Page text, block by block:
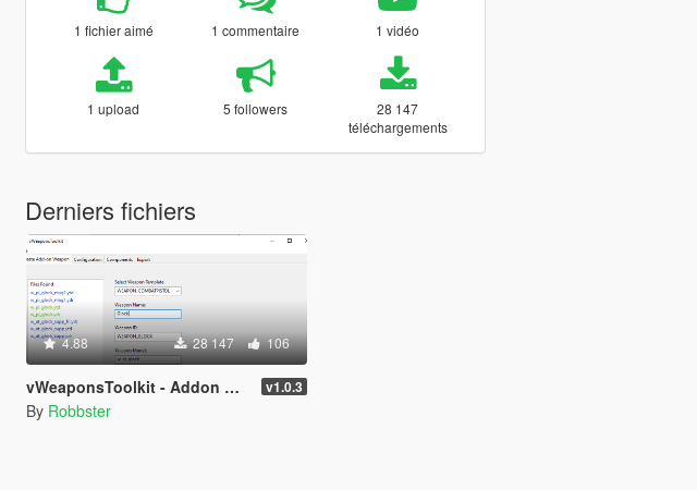
1 fichier aimé 1 commentaire 1 vidéo
1 upload 5 followers
28 147
téléchargements
Derniers fichiers
4.88 28 147 106
vWeaponsToolkit - Addon Weapon Generator v1.0.3
By Robbster